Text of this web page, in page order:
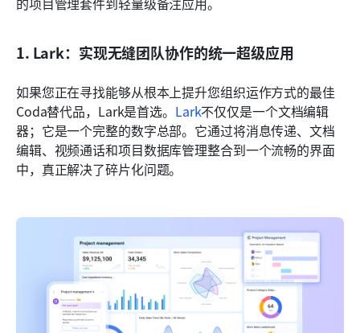
1. Lark：实现无缝团队协作的统一超级应用
如果您正在寻找能够从根本上提升您组织运作方式的最佳
Coda替代品，Lark是首选。 Lark不仅仅是一个文档编辑
器；它是一个完整的数字总部。它通过将消息传递、文档
编辑、视频通话和项目数据库管理整合到一个流畅的界面
中，真正解决了碎片化问题。